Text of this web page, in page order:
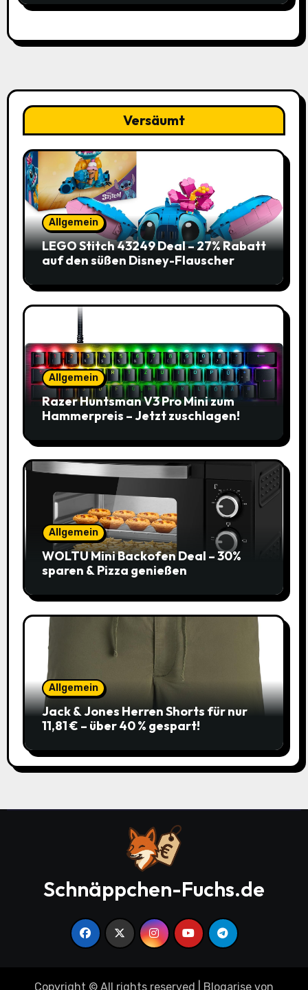
Versäumt
Allgemein
LEGO Stitch 43249 Deal – 27% Rabatt
auf den süßen Disney-Flauscher
Allgemein
Razer Huntsman V3 Pro Mini zum
Hammerpreis – Jetzt zuschlagen!
Allgemein
WOLTU Mini Backofen Deal – 30%
sparen & Pizza genießen
Allgemein
Jack & Jones Herren Shorts für nur
11,81 € – über 40 % gespart!
Schnäppchen-Fuchs.de
Copyright © All rights reserved Blogarise von